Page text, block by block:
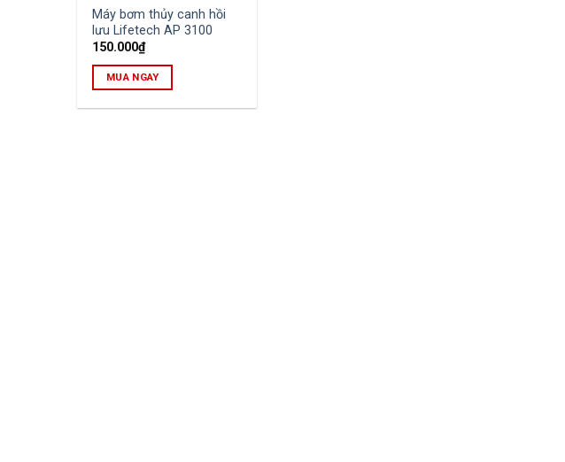
Máy bơm thủy canh hồi
lưu Lifetech AP 3100
150.000₫
MUA NGAY